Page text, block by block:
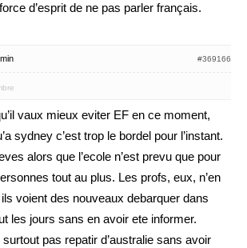
d’esprit de ne pas parler français.
#369166
vaux mieux eviter EF en ce moment,
sydney c’est trop le bordel pour l’instant.
alors que l’ecole n’est prevu que pour
tout au plus. Les profs, eux, n’en
voient des nouveaux debarquer dans
les jours sans en avoir ete informer.
pas repatir d’australie sans avoir